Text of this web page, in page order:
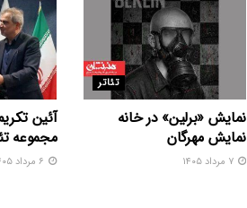
تئاتر
نمایش «برلین» در خانه
نمایش مهرگان
آئین
مجموعه